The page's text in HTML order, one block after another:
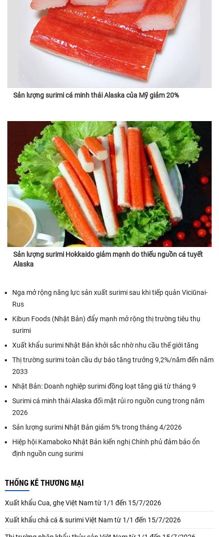
Sản lượng surimi cá minh thái Alaska của Mỹ giảm 20%
Sản lượng surimi Hokkaido giảm mạnh do thiếu nguồn cá tuyết
Alaska
Nga mở rộng năng lực sản xuất surimi sau khi tiếp quản Viciūnai-
Rus
Kibun Foods (Nhật Bản) đẩy mạnh mở rộng thị trường tiêu thụ
surimi
Xuất khẩu surimi Nhật Bản khởi sắc nhờ nhu cầu thế giới tăng
Thị trường surimi toàn cầu dự báo tăng trưởng 9,2%/năm đến năm
2033
Nhật Bản: Doanh nghiệp surimi đồng loạt tăng giá từ tháng 9
Surimi cá minh thái Alaska đối mặt rủi ro nguồn cung trong năm
2026
Sản lượng surimi Nhật Bản giảm 5% trong tháng 4/2026
Hiệp hội Kamaboko Nhật Bản kiến nghị Chính phủ đảm bảo ổn
định nguồn cung surimi
THỐNG KÊ THƯƠNG MẠI
Xuất khẩu Cua, ghẹ Việt Nam từ 1/1 đến 15/7/2026
Xuất khẩu chả cá & surimi Việt Nam từ 1/1 đến 15/7/2026